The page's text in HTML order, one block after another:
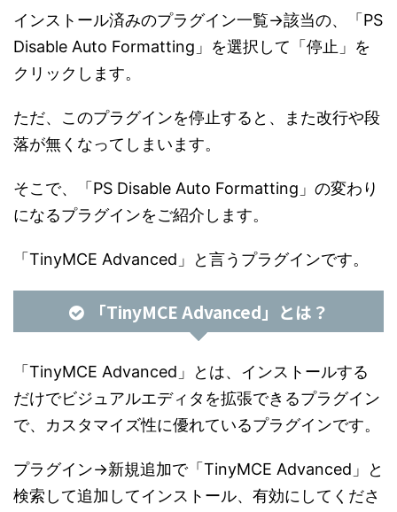
インストール済みのプラグイン一覧→該当の、「PS
Disable Auto Formatting」を選択して「停止」を
クリックします。
ただ、このプラグインを停止すると、また改行や段
落が無くなってしまいます。
そこで、「PS Disable Auto Formatting」の変わり
になるプラグインをご紹介します。
「TinyMCE Advanced」と言うプラグインです。
「TinyMCE Advanced」とは？
「TinyMCE Advanced」とは、インストールする
だけでビジュアルエディタを拡張できるプラグイン
で、カスタマイズ性に優れているプラグインです。
プラグイン→新規追加で「TinyMCE Advanced」と
検索して追加してインストール、有効にしてくださ